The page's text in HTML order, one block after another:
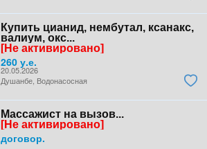
Купить цианид, нембутал, ксанакс,
валиум, окс...
[Не активировано]
260 у.е.
20.05.2026
Душанбе, Водонасосная
Массажист на вызов...
[Не активировано]
договор.